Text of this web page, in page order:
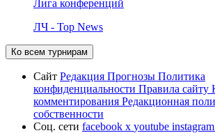
Лига конференций
ЛЧ - Top News
Ко всем турнирам
Сайт Редакция Прогнозы Политика
конфиденциальности Правила сайту
комментирования Редакционная
собственности
Соц. сети facebook x youtube instagram